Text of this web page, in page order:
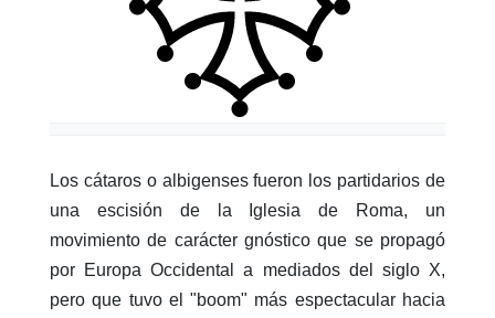
Los cátaros o albigenses fueron los partidarios de
una escisión de la Iglesia de Roma, un
movimiento de carácter gnóstico que se propagó
por Europa Occidental a mediados del siglo X,
pero que tuvo el "boom" más espectacular hacia